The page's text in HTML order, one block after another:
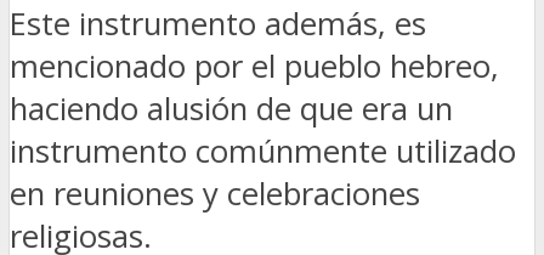
Este instrumento además, es
mencionado por el pueblo hebreo,
haciendo alusión de que era un
instrumento comúnmente utilizado
en reuniones y celebraciones
religiosas.